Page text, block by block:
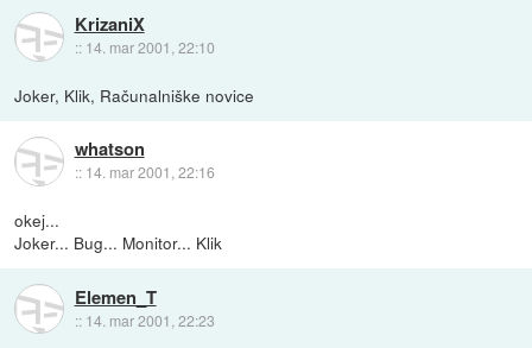
KrizaniX
:: 14. mar 2001, 22:10
Joker, Klik, Računalniške novice
whatson
:: 14. mar 2001, 22:16
okej...
Joker... Bug... Monitor... Klik
Elemen_T
:: 14. mar 2001, 22:23